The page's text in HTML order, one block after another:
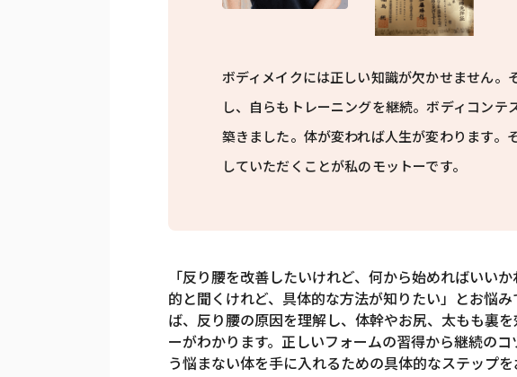
ボディメイクには正しい知識が欠かせません。
し、自らもトレーニングを継続。ボディコンテ
築きました。体が変われば人生が変わります。
していただくことが私のモットーです。
「反り腰を改善したいけれど、何から始めればいい
的と聞くけれど、具体的な方法が知りたい」とお悩
ば、反り腰の原因を理解し、体幹やお尻、太もも裏
ーがわかります。正しいフォームの習得から継続の
う悩まない体を手に入れるための具体的なステップを